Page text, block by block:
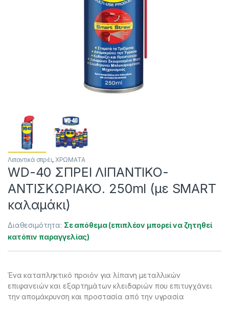
Λιπαντικά σπρέι, ΧΡΩΜΑΤΑ
WD-40 ΣΠΡΕΙ ΛΙΠΑΝΤΙΚΟ-
ΑΝΤΙΣΚΩΡΙΑΚΟ. 250ml (με SMART
καλαμάκι)
Διαθεσιμότητα: Σε απόθεμα (επιπλέον μπορεί να ζητηθεί
κατόπιν παραγγελίας)
Ένα καταπληκτικό προιόν για λίπανη μεταλλικών
επιφανειών και εξαρτημάτων κλειδαριών που επιτυγχάνει
την απομάκρυνση και προστασία από την υγρασία